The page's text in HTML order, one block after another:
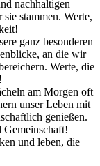
nachhaltigen
stammen. Werte,
ganz besonderen
an die wir
Werte, die
am Morgen oft
unser Leben mit
genießen.
und leben, die